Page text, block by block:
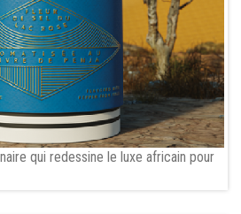
qui redessine le luxe africain pour